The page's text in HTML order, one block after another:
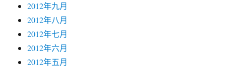
2012年九月
2012年八月
2012年七月
2012年六月
2012年五月